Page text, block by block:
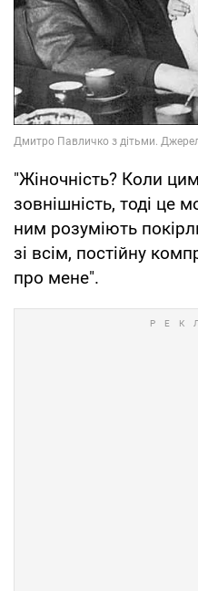
"Жіночність? Коли
зовнішність, тоді це
ним розуміють
зі всім, постійну
про мене".